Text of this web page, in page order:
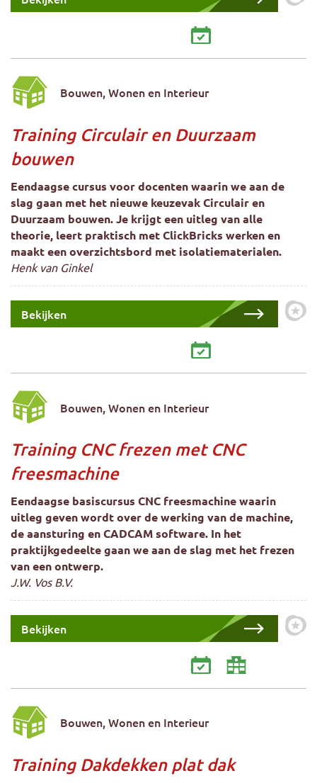
Zet
Bouwen, Wonen en Interieur
Training Circulair en Duurzaam
bouwen
Eendaagse cursus voor docenten waarin we aan de
slag gaan met het nieuwe keuzevak Circulair en
Duurzaam bouwen. Je krijgt een uitleg van alle
theorie, leert praktisch met ClickBricks werken en
maakt een overzichtsbord met isolatiematerialen.
Henk van Ginkel
Bekijken Zet
Bouwen, Wonen en Interieur
Training CNC frezen met CNC
freesmachine
Eendaagse basiscursus CNC freesmachine waarin
uitleg geven wordt over de werking van de machine,
de aansturing en CADCAM software. In het
praktijkgedeelte gaan we aan de slag met het frezen
van een ontwerp.
J.W. Vos B.V.
Bekijken Zet
Bouwen, Wonen en Interieur
Training Dakdekken plat dak